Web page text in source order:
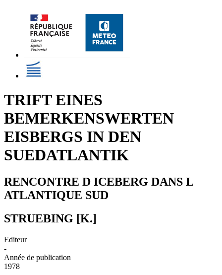
TRIFT EINES
BEMERKENSWERTEN
EISBERGS IN DEN
SUEDATLANTIK
RENCONTRE D ICEBERG DANS L
ATLANTIQUE SUD
STRUEBING [K.]
Editeur
-
Année de publication
1978